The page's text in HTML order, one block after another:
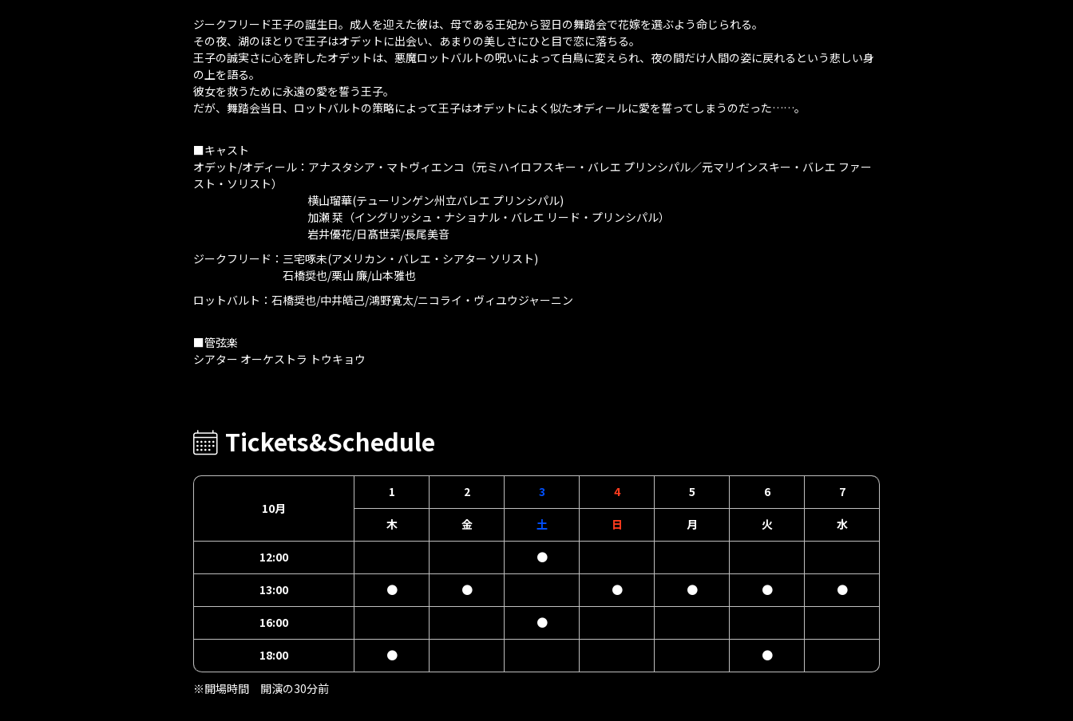
ジークフリード王子の誕生日。成人を迎えた彼は、母である王妃から翌日の舞踏会で花嫁を選ぶよう命じられる。
その夜、湖のほとりで王子はオデットに出会い、あまりの美しさにひと目で恋に落ちる。
王子の誠実さに心を許したオデットは、悪魔ロットバルトの呪いによって白鳥に変えられ、夜の間だけ人間の姿に戻れるという悲しい身
の上を語る。
彼女を救うために永遠の愛を誓う王子。
だが、舞踏会当日、ロットバルトの策略によって王子はオデットによく似たオディールに愛を誓ってしまうのだった……。
■キャスト
オデット/オディール：アナスタシア・マトヴィエンコ（元ミハイロフスキー・バレエ プリンシパル／元マリインスキー・バレエ ファー
スト・ソリスト）
横山瑠華(テューリンゲン州立バレエ プリンシパル)
加瀬 栞（イングリッシュ・ナショナル・バレエ リード・プリンシパル）
岩井優花/日髙世菜/長尾美音
ジークフリード：三宅啄未(アメリカン・バレエ・シアター ソリスト)
石橋奨也/栗山 廉/山本雅也
ロットバルト：石橋奨也/中井皓己/鴻野寛太/ニコライ・ヴィユウジャーニン
■管弦楽
シアター オーケストラ トウキョウ
Tickets&Schedule
10月
1 2 3 4 5 6 7
木 金 土 日 月 火 水
12:00 ●
13:00 ● ● ● ● ● ●
16:00 ●
18:00 ● ●
※開場時間 開演の30分前